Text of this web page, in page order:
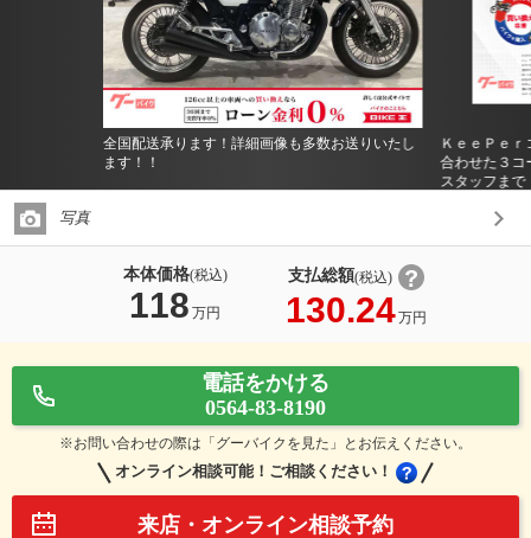
全国配送承ります！詳細画像も多数お送りいたし
ます！！
ＫｅｅＰｅ
合わせた３コ
スタッフまで
写真
本体価格(税込)
118 万円
支払総額(税込)
130.24万円
電話をかける
0564-83-8190
※お問い合わせの際は「グーバイクを見た」とお伝えください。
オンライン相談可能！ご相談ください！
来店・オンライン相談予約